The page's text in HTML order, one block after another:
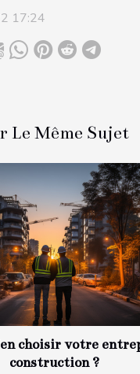
17:24
Le Même Sujet
choisir votre
construction ?